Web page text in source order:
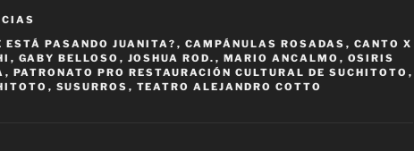
ESTÁ PASANDO JUANITA? , CAMPÁNULAS ROSADAS , CANTO X
, GABY BELLOSO , JOSHUA ROD. , MARIO ANCALMO , OSIRIS
, PATRONATO PRO RESTAURACIÓN CULTURAL DE SUCHITOTO ,
, SUSURROS , TEATRO ALEJANDRO COTTO